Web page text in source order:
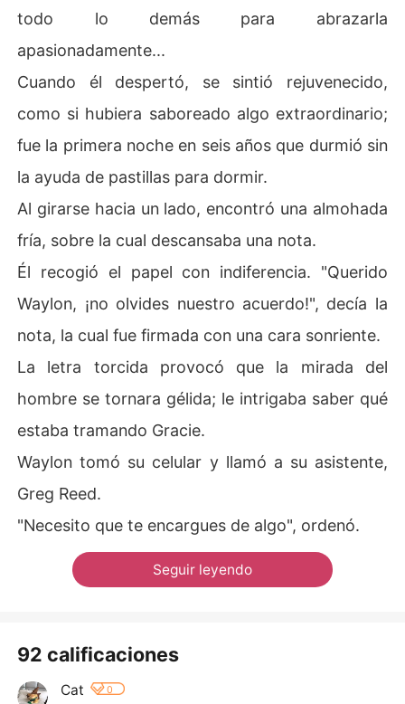
todo lo demás para abrazarla
apasionadamente...
Cuando él despertó, se sintió rejuvenecido,
como si hubiera saboreado algo extraordinario;
fue la primera noche en seis años que durmió sin
la ayuda de pastillas para dormir.
Al girarse hacia un lado, encontró una almohada
fría, sobre la cual descansaba una nota.
Él recogió el papel con indiferencia. "Querido
Waylon, ¡no olvides nuestro acuerdo!", decía la
nota, la cual fue firmada con una cara sonriente.
La letra torcida provocó que la mirada del
hombre se tornara gélida; le intrigaba saber qué
estaba tramando Gracie.
Waylon tomó su celular y llamó a su asistente,
Greg Reed.
"Necesito que te encargues de algo", ordenó.
Seguir leyendo
92 calificaciones
Cat 0